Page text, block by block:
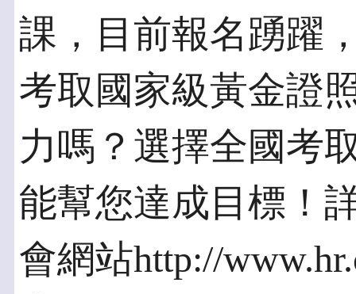
課，目前報名踴躍
考取國家級黃金證
力嗎？選擇全國考
能幫您達成目標！
會網站http://